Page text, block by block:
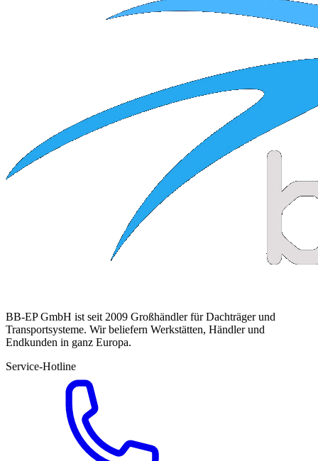
BB-EP GmbH ist seit 2009 Großhändler für Dachträger und
Transportsysteme. Wir beliefern Werkstätten, Händler und
Endkunden in ganz Europa.
Service-Hotline